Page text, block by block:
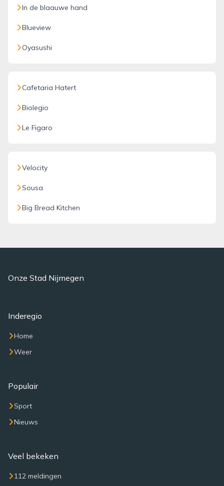
In de blaauwe hand
Blueview
Oyasushi
Cafetaria Hatert
Biolegio
Le Figaro
Velocity
Sousa
Big Bread Kitchen
Onze Stad Nijmegen
Inderegio
Home
Weer
Populair
Sport
Nieuws
Veel bekeken
112 meldingen